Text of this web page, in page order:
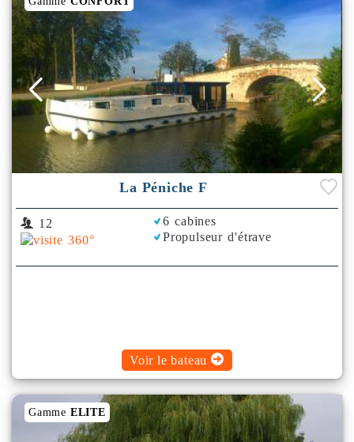
La Péniche F
12
6 cabines
Propulseur d'étrave
Voir le bateau
Gamme ELITE